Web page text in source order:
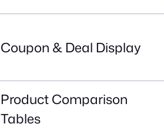
Coupon & Deal Display
Product Comparison
Tables